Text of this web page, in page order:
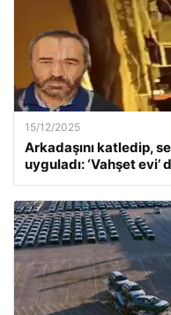
15/12/2025
Arkadaşını katledip,
uyguladı: ‘Vahşet